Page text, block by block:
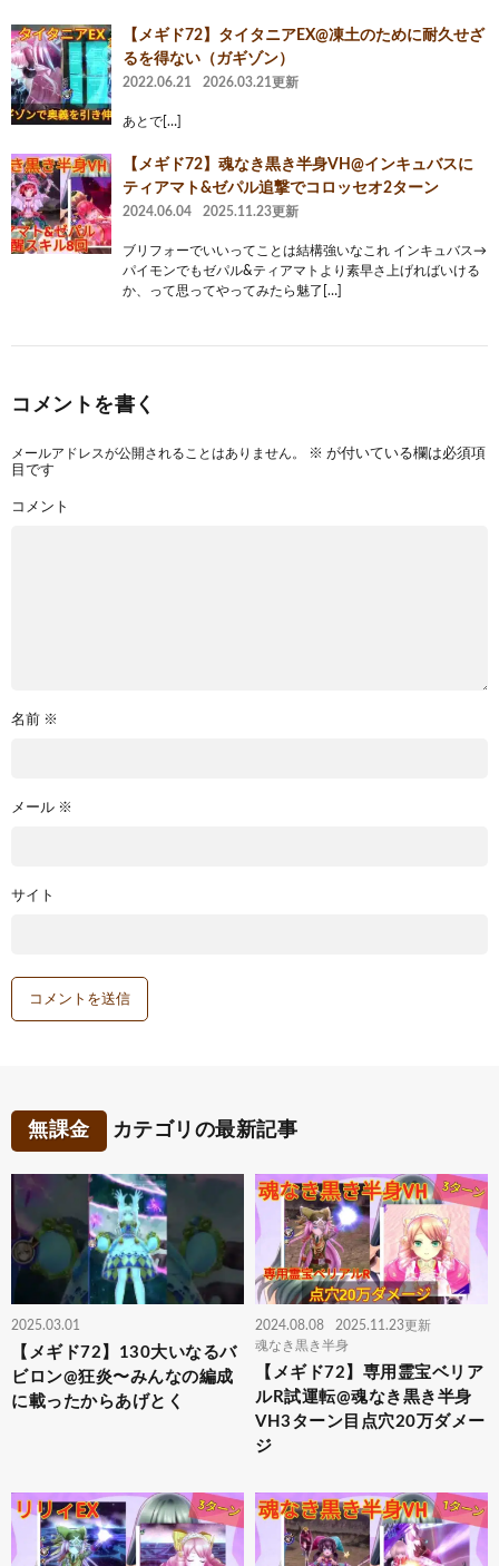
【メギド72】タイタニアEX@凍土のために耐久せざ
るを得ない（ガギゾン）
2022.06.21 2026.03.21更新
あとで[…]
【メギド72】魂なき黒き半身VH@インキュバスに
ティアマト&ゼパル追撃でコロッセオ2ターン
2024.06.04 2025.11.23更新
ブリフォーでいいってことは結構強いなこれ インキュバス→
パイモンでもゼパル&ティアマトより素早さ上げればいける
か、って思ってやってみたら魅了[…]
コメントを書く
メールアドレスが公開されることはありません。 ※ が付いている欄は必須項
目です
コメント
名前 ※
メール ※
サイト
無課金 カテゴリの最新記事
2025.03.01
【メギド72】130大いなるバ
ビロン@狂炎〜みんなの編成
に載ったからあげとく
2024.08.08
2025.11.23更新
魂なき黒き半身
【メギド72】専用霊宝ベリア
ルR試運転@魂なき黒き半身
VH3ターン目点穴20万ダメー
ジ